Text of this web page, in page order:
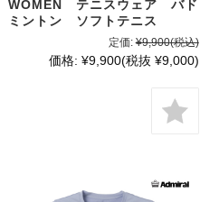
WOMEN テニスウェア バド
ミントン ソフトテニス
定価: ¥9,900(税込)
価格: ¥9,900(税抜 ¥9,000)